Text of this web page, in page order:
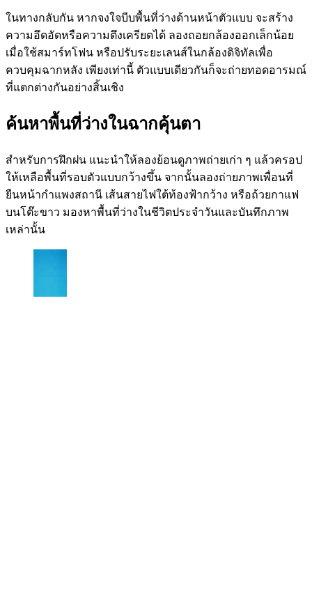
ในทางกลับกัน หากจงใจบีบพื้นที่ว่างด้านหน้าตัวแบบ จะสร้าง
ความอึดอัดหรือความตึงเครียดได้ ลองถอยกล้องออกเล็กน้อย
เมื่อใช้สมาร์ทโฟน หรือปรับระยะเลนส์ในกล้องดิจิทัลเพื่อ
ควบคุมฉากหลัง เพียงเท่านี้ ตัวแบบเดียวกันก็จะถ่ายทอดอารมณ์
ที่แตกต่างกันอย่างสิ้นเชิง
ค้นหาพื้นที่ว่างในฉากคุ้นตา
สำหรับการฝึกฝน แนะนำให้ลองย้อนดูภาพถ่ายเก่า ๆ แล้วครอป
ให้เหลือพื้นที่รอบตัวแบบกว้างขึ้น จากนั้นลองถ่ายภาพเพื่อนที่
ยืนหน้ากำแพงสถานี เส้นสายไฟใต้ท้องฟ้ากว้าง หรือถ้วยกาแฟ
บนโต๊ะขาว มองหาพื้นที่ว่างในชีวิตประจำวันและบันทึกภาพ
เหล่านั้น